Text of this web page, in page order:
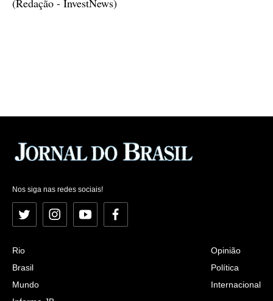
(Redação - InvestNews)
Nos siga nas redes sociais!
Twitter InstagramYouTubeFacebook
Rio
Brasil
Mundo
Opinião
Política
Internacional